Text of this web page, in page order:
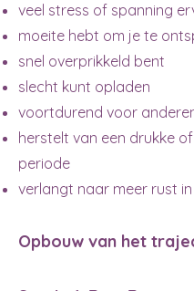
veel stress of spanning
moeite hebt om je te
snel overprikkeld bent
slecht kunt opladen
voortdurend voor
herstelt van een drukke
periode
verlangt naar meer rust in
Opbouw van het